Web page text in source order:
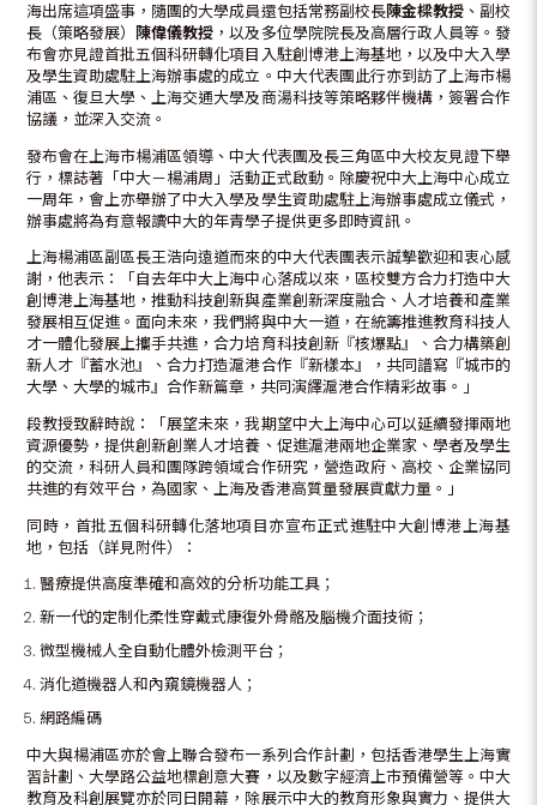
海出席這項盛事，隨團的大學成員還包括常務副校長陳金樑教授、副校
長（策略發展）
陳偉儀教授 ，以及多位學院院長及高層行政人員等。發
布會亦見證首批五個科研轉化項目入駐創博港上海基地，以及中大入學
及學生資助處駐上海辦事處的成立。中大代表團此行亦到訪了上海市楊
浦區、復旦大學、上海交通大學及商湯科技等策略夥伴機構，簽署合作
協議，並深入交流。
發布會在上海市楊浦區領導、中大代表團及長三角區中大校友見證下舉
行，標誌著「中大－楊浦周」活動正式啟動。除慶祝中大上海中心成立
一周年，會上亦舉辦了中大入學及學生資助處駐上海辦事處成立儀式，
辦事處將為有意報讀中大的年青學子提供更多即時資訊。
上海楊浦區副區長王浩向遠道而來的中大代表團表示誠摯歡迎和衷心感
謝，他表示：「自去年中大上海中心落成以來，區校雙方合力打造中大
創博港上海基地，推動科技創新與產業創新深度融合、人才培養和產業
發展相互促進。面向未來，我們將與中大一道，在統籌推進教育科技人
才一體化發展上攜手共進，合力培育科技創新『核爆點』、合力構築創
新人才『蓄水池』、合力打造滬港合作『新樣本』，共同譜寫『城市的
大學、大學的城市』合作新篇章，共同演繹滬港合作精彩故事。」
段教授致辭時說：「展望未來，我期望中大上海中心可以延續發揮兩地
資源優勢，提供創新創業人才培養、促進滬港兩地企業家、學者及學生
的交流，科研人員和團隊跨領域合作研究，營造政府、高校、企業協同
共進的有效平台，為國家、上海及香港高質量發展貢獻力量。」
同時，首批五個科研轉化落地項目亦宣布正式進駐中大創博港上海基
地，包括（詳見附件）：
醫療提供高度準確和高效的分析功能工具；
新一代的定制化柔性穿戴式康復外骨骼及腦機介面技術；
微型機械人全自動化體外檢測平台；
消化道機器人和內窺鏡機器人；
網路編碼
中大與楊浦區亦於會上聯合發布一系列合作計劃，包括香港學生上海實
習計劃、大學路公益地標創意大賽，以及數字經濟上市預備營等。中大
教育及科創展覽亦於同日開幕，除展示中大的教育形象與實力、提供大